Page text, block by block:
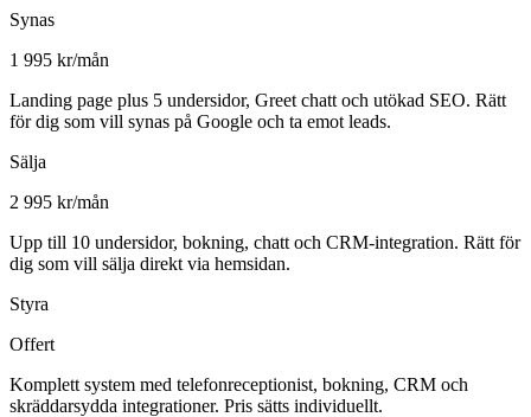
Synas
1 995 kr/mån
Landing page plus 5 undersidor, Greet chatt och utökad SEO. Rätt
för dig som vill synas på Google och ta emot leads.
Sälja
2 995 kr/mån
Upp till 10 undersidor, bokning, chatt och CRM-integration. Rätt för
dig som vill sälja direkt via hemsidan.
Styra
Offert
Komplett system med telefonreceptionist, bokning, CRM och
skräddarsydda integrationer. Pris sätts individuellt.